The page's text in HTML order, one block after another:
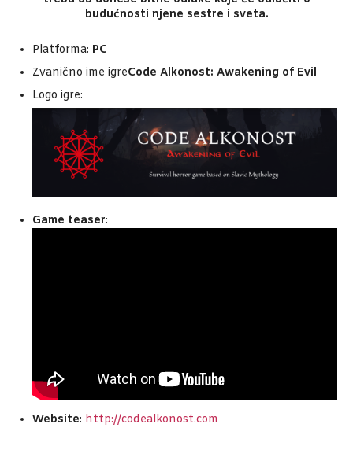
budućnosti njene sestre i sveta.
Platforma: PC
Zvanično ime igreCode Alkonost: Awakening of Evil
Logo igre:
Game teaser:
Website: http://codealkonost.com